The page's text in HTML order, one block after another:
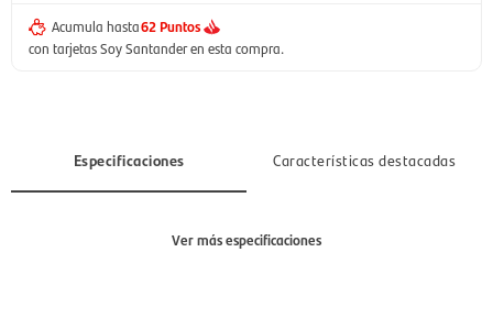
Acumula hasta62 Puntos
con tarjetas Soy Santander en esta compra.
Especificaciones Características destacadas
Hombre, Mujer
Ver más especificaciones